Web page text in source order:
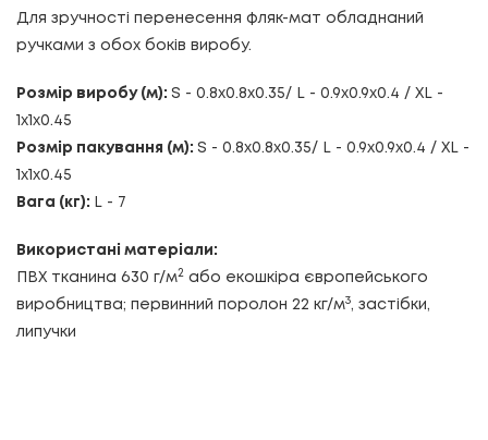
Для зручності перенесення фляк-мат обладнаний
ручками з обох боків виробу.
Розмір виробу (м): S - 0.8x0.8x0.35/ L - 0.9x0.9x0.4 / XL -
1x1x0.45
Розмір пакування (м): S - 0.8x0.8x0.35/ L - 0.9x0.9x0.4 / XL -
1x1x0.45
Вага (кг): L - 7
Використані матеріали:
ПВХ тканина 630 г/м2 або екошкіра європейського
виробництва; первинний поролон 22 кг/м3, застібки,
липучки